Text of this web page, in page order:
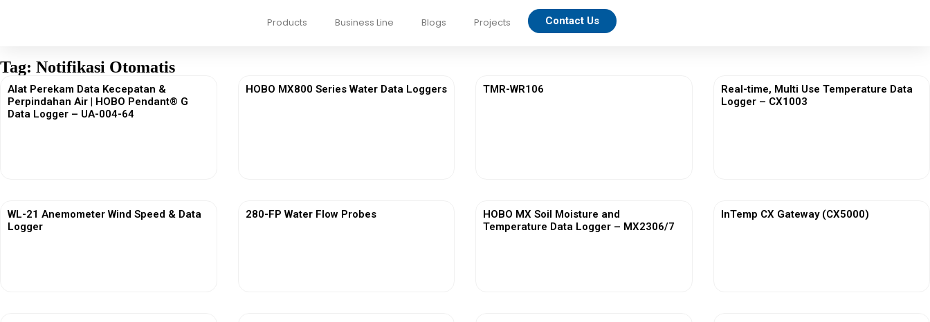
Products Business Line Blogs Projects Contact Us
Tag: Notifikasi Otomatis
Alat Perekam Data Kecepatan &
Perpindahan Air | HOBO Pendant® G
Data Logger – UA-004-64
HOBO MX800 Series Water Data Loggers TMR-WR106
Real-time, Multi Use Temperature Data
Logger – CX1003
WL-21 Anemometer Wind Speed & Data
Logger
280-FP Water Flow Probes
HOBO MX Soil Moisture and
Temperature Data Logger – MX2306/7
InTemp CX Gateway (CX5000)